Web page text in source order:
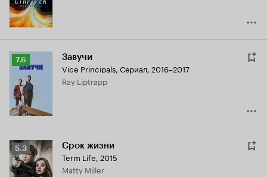
Рейтинг
Кинопоиска
7.6
7.6 Завучи
Vice Principals, Сериал, 2016–2017
Ray Liptrapp
Рейтинг
Кинопоиска
5.3
5.3 Срок жизни
Term Life, 2015
Matty Miller